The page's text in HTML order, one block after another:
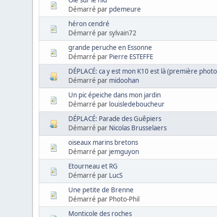
Démarré par pdemeure
héron cendré
Démarré par sylvain72
grande peruche en Essonne
Démarré par Pierre ESTEFFE
DÉPLACÉ: ca y est mon K10 est là (première
Démarré par midoohan
Un pic épeiche dans mon jardin
Démarré par louisledeboucheur
DÉPLACÉ: Parade des Guêpiers
Démarré par Nicolas Brusselaers
oiseaux marins bretons
Démarré par jemguyon
Etourneau et RG
Démarré par LucS
Une petite de Brenne
Démarré par Photo-Phil
Monticole des roches